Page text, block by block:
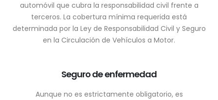
automóvil que cubra la responsabilidad civil frente a
terceros. La cobertura mínima requerida está
determinada por la Ley de Responsabilidad Civil y Seguro
en la Circulación de Vehículos a Motor.
Seguro de enfermedad
Aunque no es estrictamente obligatorio, es